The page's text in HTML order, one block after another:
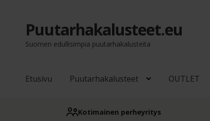
Siirry
navigointiin
Siirry
sisältöön
Puutarhakalusteet.eu
Suomen edullisimpia puutarhakalusteita
Etusivu Puutarhakalusteet OUTLET
Kotimainen perheyritys